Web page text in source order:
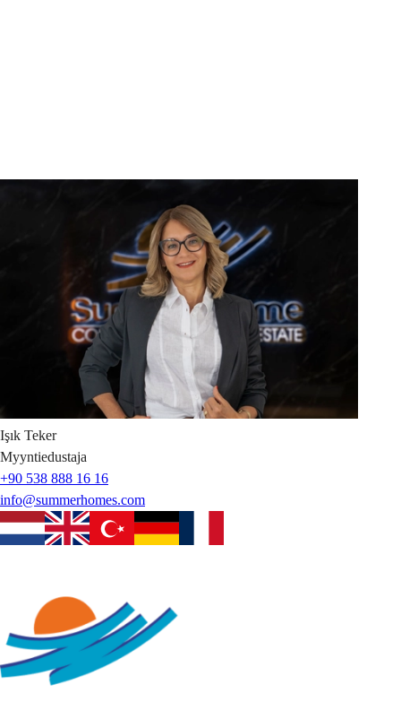
Işık Teker
Myyntiedustaja
+90 538 888 16 16
info@summerhomes.com